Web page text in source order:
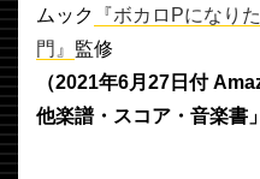
ムック
『ボカロPになり
門』 監修
（2021年6月27日付
他楽譜・スコア・音楽書